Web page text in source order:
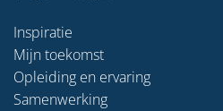
Inspiratie
Mijn toekomst
Opleiding en ervaring
Samenwerking